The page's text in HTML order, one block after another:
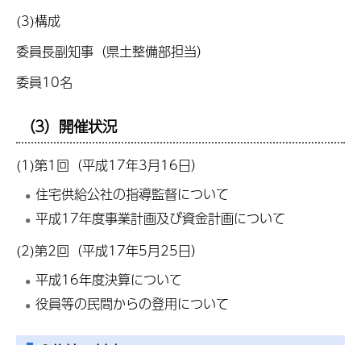
(3)構成
委員長副知事（県土整備部担当）
委員10名
（3）開催状況
(1)第1回（平成17年3月16日）
住宅供給公社の指導監督について
平成17年度事業計画及び資金計画について
(2)第2回（平成17年5月25日）
平成16年度決算について
役員等の民間からの登用について